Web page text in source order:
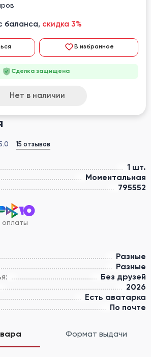
15 отзывов
1 шт.
Моментальная
795552
Разные
Разные
Без друзей
2026
Есть аватарка
По почте
баланса, скидка 3%
В избранное
Сделка защищена
Нет в наличии
Формат выдачи